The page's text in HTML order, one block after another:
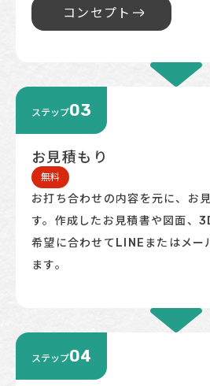
コンセプト
ステップ03
お見積もり
無料
お打ち合わせの内容を元に、お
す。作成したお見積書や図面、
希望に合わせてLINEまたはメー
ます。​​​​​​​
ステップ04